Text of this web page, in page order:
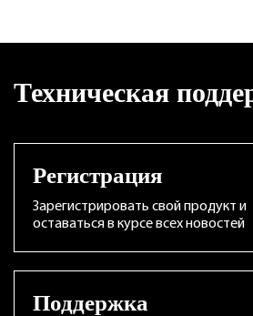
Техническая
Регистрация
Зарегистрировать свой продукт и
оставаться в курсе всех новостей
Поддержка